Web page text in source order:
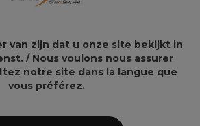
van zijn dat u onze site bekijkt in
/ Nous voulons nous assurer
notre site dans la langue que
vous préférez.